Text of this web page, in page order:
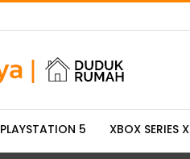
PLAYSTATION 5 XBOX SERIES X